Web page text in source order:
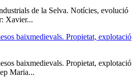
de la Selva. Notícies, evolució
Xavier...
baixmedievals. Propietat, explotació
baixmedievals. Propietat, explotació
Maria...